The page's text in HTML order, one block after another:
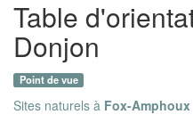
Table
Donjon
Point de vue
Sites naturels à Fox-Amphoux